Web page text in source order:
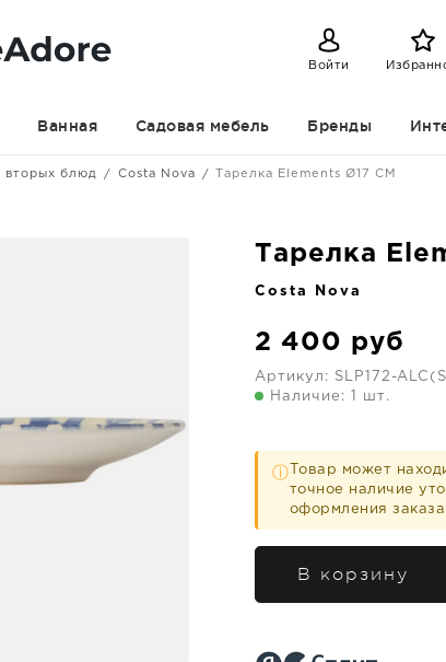
Войти
Ванная Садовая мебель Бренды
вторых блюд Costa Nova Тарелка Elements Ø17 CM
Тарелка
Costa Nova
2 400 руб
Артикул: SLP172-
Наличие: 1 шт.
ⓘ Товар может
точное наличие
оформления заказа.
В корзину